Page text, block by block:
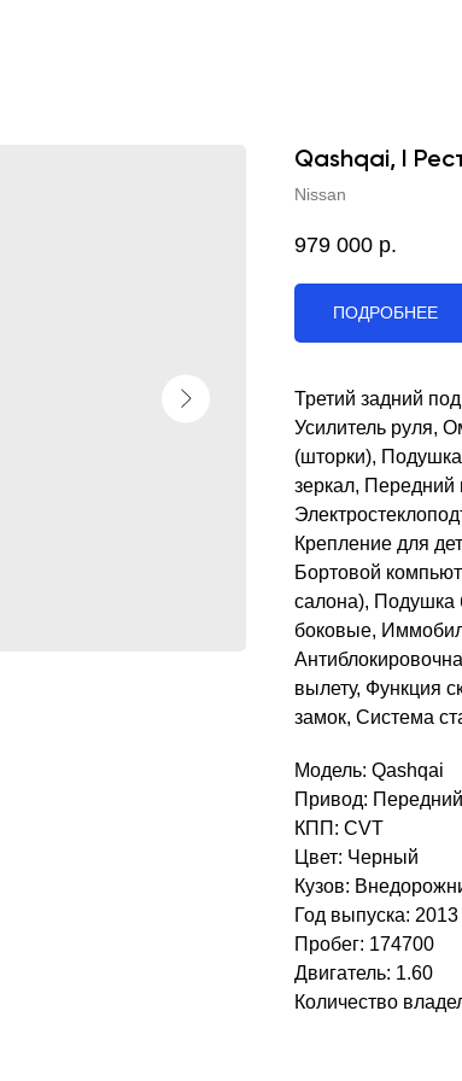
Qashqai, I
Nissan
979 000 р.
ПОДРОБНЕЕ
Третий задний
Усилитель руля,
(шторки),
зеркал, Передний
Крепление для
Бортовой
салона), Подушка
боковые,
вылету, Функция
замок, Система
Модель: Qashqai
Привод: Передний
КПП: CVT
Цвет: Черный
Кузов:
Год выпуска: 2013
Пробег: 174700
Двигатель: 1.60
Количество